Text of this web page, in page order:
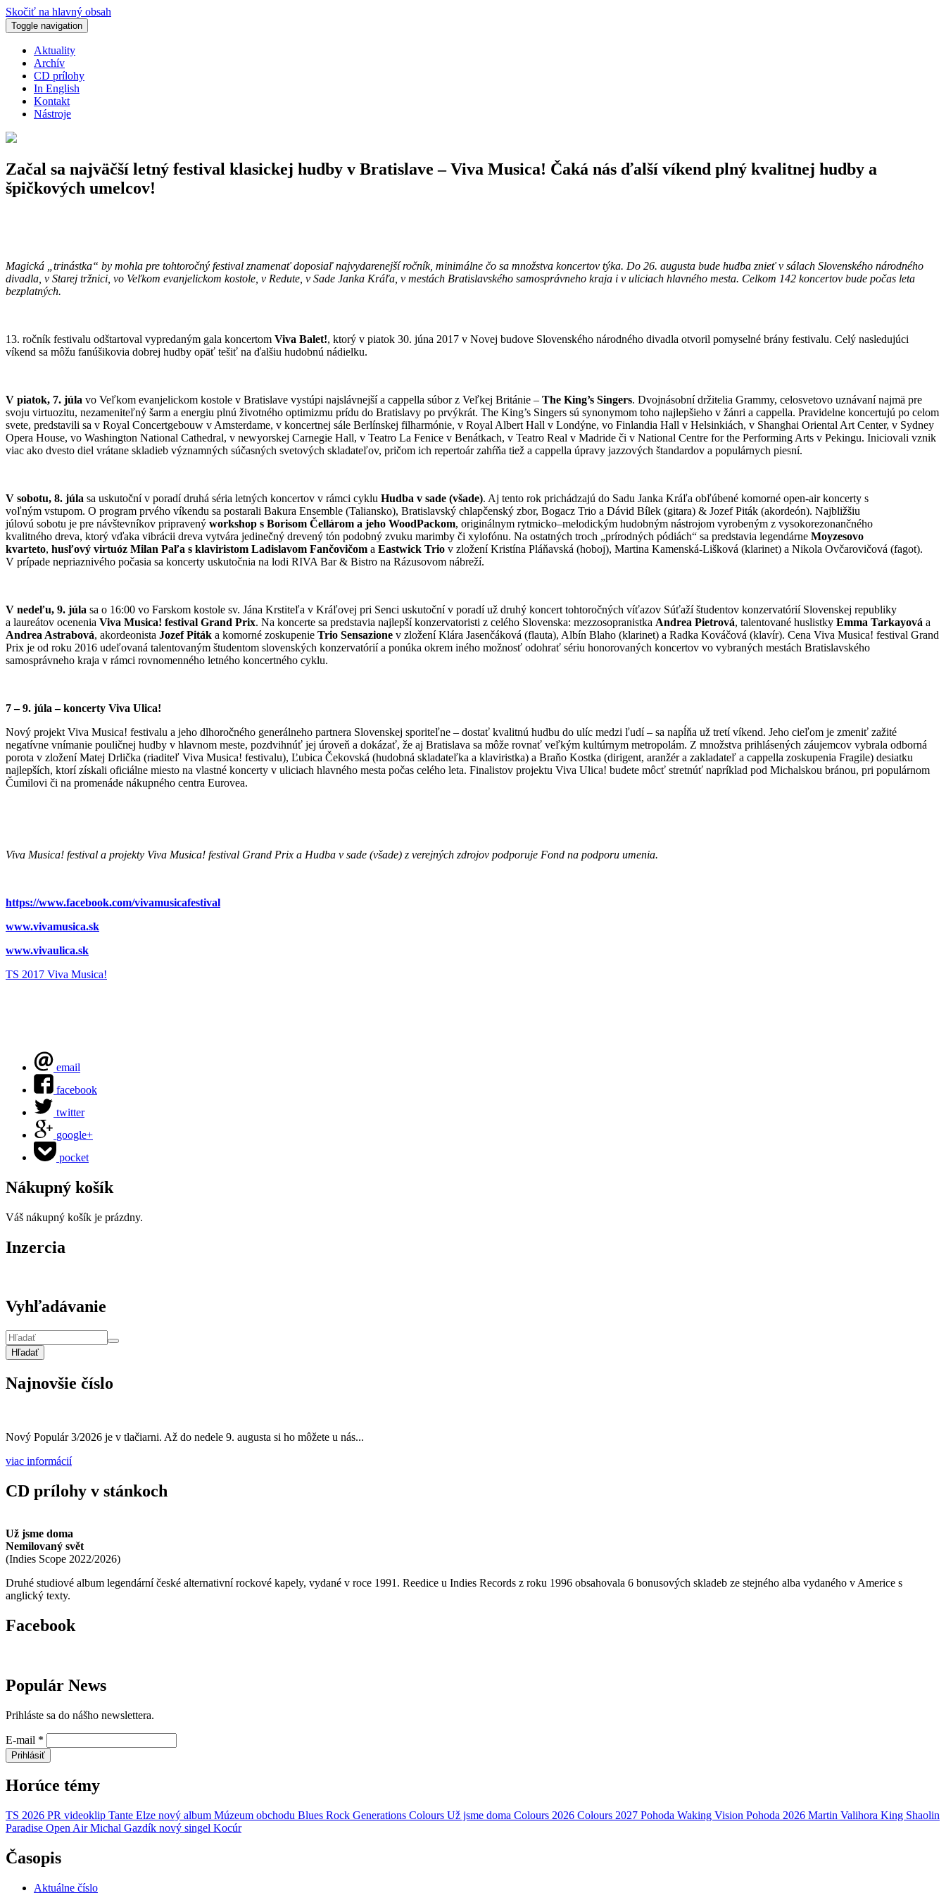
Skočiť na hlavný obsah
Toggle navigation
Aktuality
Archív
CD prílohy
In English
Kontakt
Nástroje
Začal sa najväčší letný festival klasickej hudby v Bratislave – Viva Musica! Čaká nás ďalší víkend plný kvalitnej hudby a
špičkových umelcov!
Magická „trinástka“ by mohla pre tohtoročný festival znamenať doposiaľ najvydarenejší ročník, minimálne čo sa množstva koncertov týka. Do 26. augusta bude hudba znieť v sálach Slovenského národného
divadla, v Starej tržnici, vo Veľkom evanjelickom kostole, v Redute, v Sade Janka Kráľa, v mestách Bratislavského samosprávneho kraja i v uliciach hlavného mesta. Celkom 142 koncertov bude počas leta
bezplatných.
13. ročník festivalu odštartoval vypredaným gala koncertom Viva Balet!, ktorý v piatok 30. júna 2017 v Novej budove Slovenského národného divadla otvoril pomyselné brány festivalu. Celý nasledujúci
víkend sa môžu fanúšikovia dobrej hudby opäť tešiť na ďalšiu hudobnú nádielku.
V piatok, 7. júla vo Veľkom evanjelickom kostole v Bratislave vystúpi najslávnejší a cappella súbor z Veľkej Británie – The King’s Singers. Dvojnásobní držitelia Grammy, celosvetovo uznávaní najmä pre
svoju virtuozitu, nezameniteľný šarm a energiu plnú životného optimizmu prídu do Bratislavy po prvýkrát. The King’s Singers sú synonymom toho najlepšieho v žánri a cappella. Pravidelne koncertujú po celom
svete, predstavili sa v Royal Concertgebouw v Amsterdame, v koncertnej sále Berlínskej filharmónie, v Royal Albert Hall v Londýne, vo Finlandia Hall v Helsinkiách, v Shanghai Oriental Art Center, v Sydney
Opera House, vo Washington National Cathedral, v newyorskej Carnegie Hall, v Teatro La Fenice v Benátkach, v Teatro Real v Madride či v National Centre for the Performing Arts v Pekingu. Iniciovali vznik
viac ako dvesto diel vrátane skladieb významných súčasných svetových skladateľov, pričom ich repertoár zahŕňa tiež a cappella úpravy jazzových štandardov a populárnych piesní.
V sobotu, 8. júla sa uskutoční v poradí druhá séria letných koncertov v rámci cyklu Hudba v sade (všade). Aj tento rok prichádzajú do Sadu Janka Kráľa obľúbené komorné open-air koncerty s
voľným vstupom. O program prvého víkendu sa postarali Bakura Ensemble (Taliansko), Bratislavský chlapčenský zbor, Bogacz Trio a Dávid Bílek (gitara) & Jozef Piták (akordeón). Najbližšiu
júlovú sobotu je pre návštevníkov pripravený workshop s Borisom Čellárom a jeho WoodPackom, originálnym rytmicko–melodickým hudobným nástrojom vyrobeným z vysokorezonančného
kvalitného dreva, ktorý vďaka vibrácii dreva vytvára jedinečný drevený tón podobný zvuku marimby či xylofónu. Na ostatných troch „prírodných pódiách“ sa predstavia legendárne Moyzesovo
kvarteto, husľový virtuóz Milan Paľa s klaviristom Ladislavom Fančovičom a Eastwick Trio v zložení Kristína Pláňavská (hoboj), Martina Kamenská-Lišková (klarinet) a Nikola Ovčarovičová (fagot).
V prípade nepriaznivého počasia sa koncerty uskutočnia na lodi RIVA Bar & Bistro na Rázusovom nábreží.
V nedeľu, 9. júla sa o 16:00 vo Farskom kostole sv. Jána Krstiteľa v Kráľovej pri Senci uskutoční v poradí už druhý koncert tohtoročných víťazov Súťaží študentov konzervatórií Slovenskej republiky
a laureátov ocenenia Viva Musica! festival Grand Prix. Na koncerte sa predstavia najlepší konzervatoristi z celého Slovenska: mezzosopranistka Andrea Pietrová, talentované huslistky Emma Tarkayová a
Andrea Astrabová, akordeonista Jozef Piták a komorné zoskupenie Trio Sensazione v zložení Klára Jasenčáková (flauta), Albín Blaho (klarinet) a Radka Kováčová (klavír). Cena Viva Musica! festival Grand
Prix je od roku 2016 udeľovaná talentovaným študentom slovenských konzervatórií a ponúka okrem iného možnosť odohrať sériu honorovaných koncertov vo vybraných mestách Bratislavského
samosprávneho kraja v rámci rovnomenného letného koncertného cyklu.
7 – 9. júla – koncerty Viva Ulica!
Nový projekt Viva Musica! festivalu a jeho dlhoročného generálneho partnera Slovenskej sporiteľne – dostať kvalitnú hudbu do ulíc medzi ľudí – sa napĺňa už tretí víkend. Jeho cieľom je zmeniť zažité
negatívne vnímanie pouličnej hudby v hlavnom meste, pozdvihnúť jej úroveň a dokázať, že aj Bratislava sa môže rovnať veľkým kultúrnym metropolám. Z množstva prihlásených záujemcov vybrala odborná
porota v zložení Matej Drlička (riaditeľ Viva Musica! festivalu), Ľubica Čekovská (hudobná skladateľka a klaviristka) a Braňo Kostka (dirigent, aranžér a zakladateľ a cappella zoskupenia Fragile) desiatku
najlepších, ktorí získali oficiálne miesto na vlastné koncerty v uliciach hlavného mesta počas celého leta. Finalistov projektu Viva Ulica! budete môcť stretnúť napríklad pod Michalskou bránou, pri populárnom
Čumilovi či na promenáde nákupného centra Eurovea.
Viva Musica! festival a projekty Viva Musica! festival Grand Prix a Hudba v sade (všade) z verejných zdrojov podporuje Fond na podporu umenia.
https://www.facebook.com/vivamusicafestival
www.vivamusica.sk
www.vivaulica.sk
TS 2017 Viva Musica!
email
facebook
twitter
google+
pocket
Nákupný košík
Váš nákupný košík je prázdny.
Inzercia
Vyhľadávanie
Hľadať
Najnovšie číslo
Nový Populár 3/2026 je v tlačiarni. Až do nedele 9. augusta si ho môžete u nás...
viac informácií
CD prílohy v stánkoch
Už jsme doma
Nemilovaný svět
(Indies Scope 2022/2026)
Druhé studiové album legendární české alternativní rockové kapely, vydané v roce 1991. Reedice u Indies Records z roku 1996 obsahovala 6 bonusových skladeb ze stejného alba vydaného v Americe s
anglický texty.
Facebook
Populár News
Prihláste sa do nášho newslettera.
E-mail *
Prihlásiť
Horúce témy
TS 2026 PR videoklip Tante Elze nový album Múzeum obchodu Blues Rock Generations Colours Už jsme doma Colours 2026 Colours 2027 Pohoda Waking Vision Pohoda 2026 Martin Valihora King Shaolin
Paradise Open Air Michal Gazdík nový singel Kocúr
Časopis
Aktuálne číslo